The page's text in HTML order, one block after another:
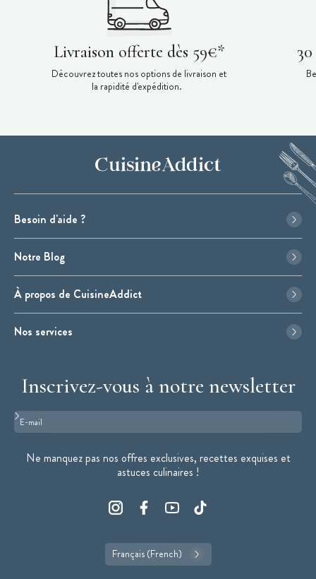
Livraison offerte dès 59€*
Découvrez toutes nos options de livraison et
la rapidité d'expédition.
Besoin d'aide ?
Notre Blog
À propos de CuisineAddict
Nos services
Inscrivez-vous à notre newsletter
Format : adresse@email.com
Ne manquez pas nos offres exclusives, recettes exquises et
astuces culinaires !
Français (French)